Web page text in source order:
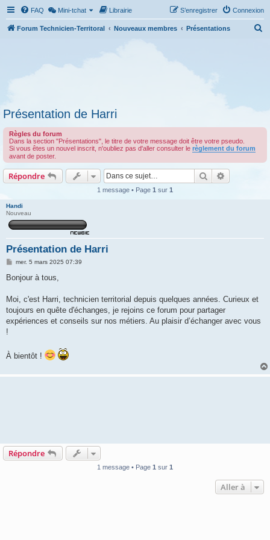
FAQ Mini-tchat Librairie Connexion
S’enregistrer
Forum Technicien-Territoral Nouveaux membres Présentations
h
Présentation de Harri
Règles du forum
Dans la section "Présentations", le titre de votre message doit être votre pseudo.
Si vous êtes un nouvel inscrit, n'oubliez pas d'aller consulter le règlement du forum
avant de poster.
Répondre Rechercher
1 message • Page 1 sur 1
Handi
Nouveau
Présentation de Harri
M
s
g
mer. 5 mars 2025 07:39
Bonjour à tous,
Moi, c'est Harri, technicien territorial depuis quelques années. Curieux et
toujours en quête d'échanges, je rejoins ce forum pour partager
expériences et conseils sur nos métiers. Au plaisir d’échanger avec vous
!
À bientôt !
Répondre
1 message • Page 1 sur 1
Aller à